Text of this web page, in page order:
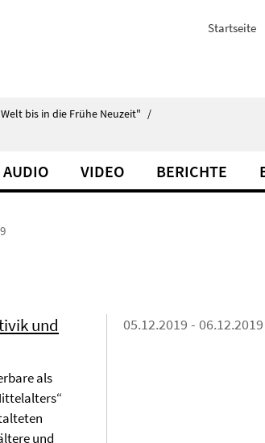
Startseite
bis in die Frühe Neuzeit" /
AUDIO VIDEO BERICHTE
und
als
und
05.12.2019 - 06.12.2019